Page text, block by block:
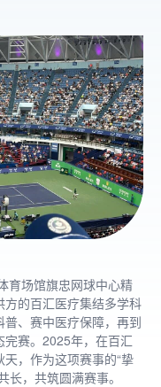
育场馆旗忠网球中心精
的百汇医疗集结多学科
、赛中医疗保障，再到
赛。2025年，在百汇
，作为这项赛事的“挚
长，共筑圆满赛事。